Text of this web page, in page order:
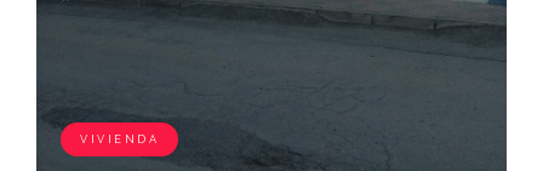
VIVIENDA